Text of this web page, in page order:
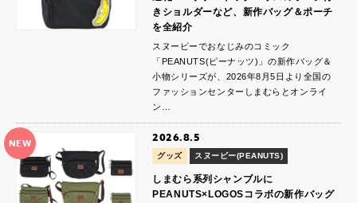
きショルダーなど、新作バッグ＆ポーチ
を全紹介
スヌーピーでおなじみのコミック
「PEANUTS(ピーナッツ)」の新作バッグ＆
小物シリーズが、2026年8月5日より全国の
ファッションセンターしまむらとオンライ
ン…
NEW 2026.8.5
グッズ スヌーピー(PEANUTS)
しまむら系列シャンブルに
PEANUTS×LOGOSコラボの新作バッグ